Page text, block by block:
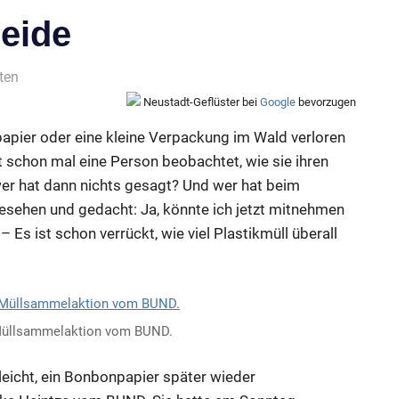
Neustadt-Geflüster bei Google bevorzugen
oder eine kleine Verpackung im Wald verloren
mal eine Person beobachtet, wie sie ihren
hat dann nichts gesagt? Und wer hat beim
und gedacht: Ja, könnte ich jetzt mitnehmen
Es ist schon verrückt, wie viel Plastikmüll überall
vom BUND.
ein Bonbonpapier später wieder